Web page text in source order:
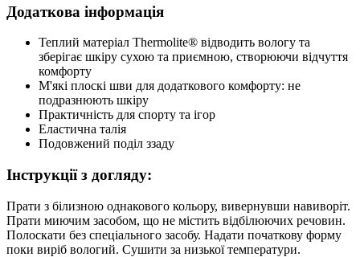
Додаткова інформація
Теплий матеріал Thermolite® відводить вологу та
зберігає шкіру сухою та приємною, створюючи відчуття
комфорту
М'які плоскі шви для додаткового комфорту: не
подразнюють шкіру
Практичність для спорту та ігор
Еластична талія
Подовжений поділ ззаду
Інструкції з догляду:
Прати з білизною однакового кольору, вивернувши навиворіт.
Прати миючим засобом, що не містить відбілюючих речовин.
Полоскати без спеціального засобу. Надати початкову форму
поки виріб вологий. Сушити за низької температури.